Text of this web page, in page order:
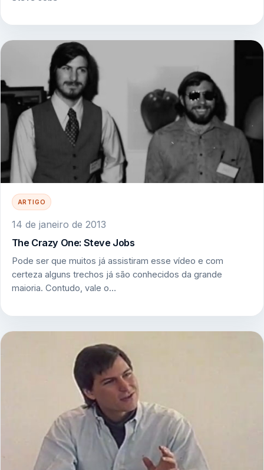
ARTIGO
14 de janeiro de 2013
The Crazy One: Steve Jobs
Pode ser que muitos já assistiram esse vídeo e com
certeza alguns trechos já são conhecidos da grande
maioria. Contudo, vale o…